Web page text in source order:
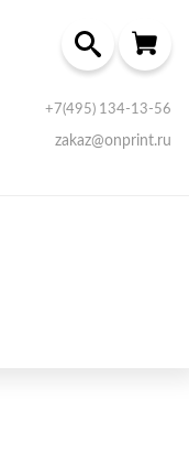
+7(495) 134-13-56
zakaz@onprint.ru